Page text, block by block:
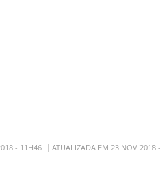
- 11H46 ATUALIZADA EM 23 NOV 2018